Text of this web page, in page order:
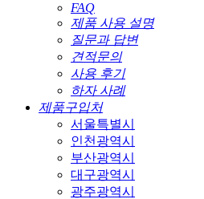
FAQ
제품 사용 설명
질문과 답변
견적문의
사용 후기
하자 사례
제품구입처
서울특별시
인천광역시
부산광역시
대구광역시
광주광역시